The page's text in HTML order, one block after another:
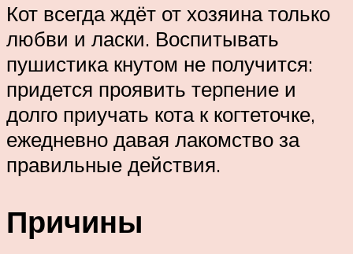
Кот всегда ждёт от хозяина только
любви и ласки. Воспитывать
пушистика кнутом не получится:
придется проявить терпение и
долго приучать кота к когтеточке,
ежедневно давая лакомство за
правильные действия.
Причины